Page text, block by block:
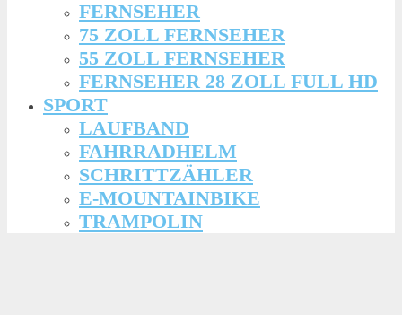
FERNSEHER
75 ZOLL FERNSEHER
55 ZOLL FERNSEHER
FERNSEHER 28 ZOLL FULL HD
SPORT
LAUFBAND
FAHRRADHELM
SCHRITTZÄHLER
E-MOUNTAINBIKE
TRAMPOLIN